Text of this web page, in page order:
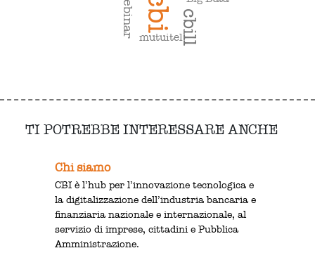
cbi cbill
webinar mutuitel
TI POTREBBE INTERESSARE ANCHE
Chi siamo
CBI è l’hub per l’innovazione tecnologica e
la digitalizzazione dell’industria bancaria e
finanziaria nazionale e internazionale, al
servizio di imprese, cittadini e Pubblica
Amministrazione.